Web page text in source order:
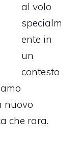
al volo
specialm
ente in
un
contesto
nuovo
che rara.